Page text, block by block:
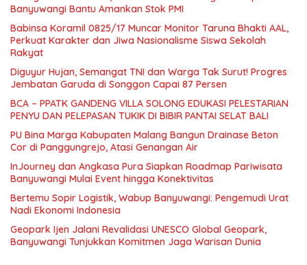
Banyuwangi Bantu Amankan Stok PMI
Babinsa Koramil 0825/17 Muncar Monitor Taruna Bhakti AAL,
Perkuat Karakter dan Jiwa Nasionalisme Siswa Sekolah
Rakyat
Diguyur Hujan, Semangat TNI dan Warga Tak Surut! Progres
Jembatan Garuda di Songgon Capai 87 Persen
BCA – PPATK GANDENG VILLA SOLONG EDUKASI PELESTARIAN
PENYU DAN PELEPASAN TUKIK DI BIBIR PANTAI SELAT BALI
PU Bina Marga Kabupaten Malang Bangun Drainase Beton
Cor di Panggungrejo, Atasi Genangan Air
InJourney dan Angkasa Pura Siapkan Roadmap Pariwisata
Banyuwangi Mulai Event hingga Konektivitas
Bertemu Sopir Logistik, Wabup Banyuwangi: Pengemudi Urat
Nadi Ekonomi Indonesia
Geopark Ijen Jalani Revalidasi UNESCO Global Geopark,